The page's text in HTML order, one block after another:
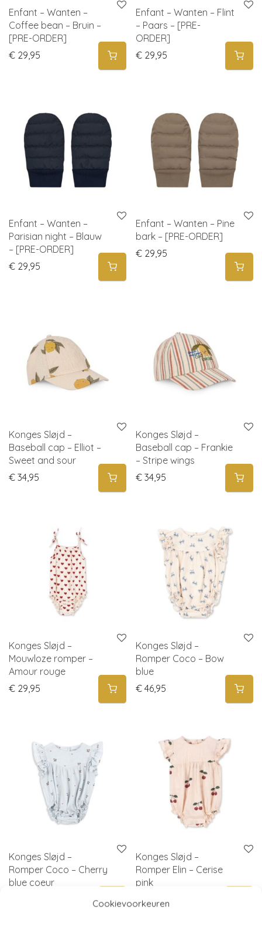
Cookievoorkeuren
Enfant – Wanten –
Coffee bean – Bruin –
[PRE-ORDER]
€ 29,95
Enfant – Wanten – Flint
– Paars – [PRE-
ORDER]
€ 29,95
Enfant – Wanten –
Parisian night – Blauw
– [PRE-ORDER]
€ 29,95
Enfant – Wanten – Pine
bark – [PRE-ORDER]
€ 29,95
Konges Sløjd –
Baseball cap – Elliot –
Sweet and sour
€ 34,95
Konges Sløjd –
Baseball cap – Frankie
– Stripe wings
€ 34,95
Konges Sløjd –
Mouwloze romper –
Amour rouge
€ 29,95
Konges Sløjd –
Romper Coco – Bow
blue
€ 46,95
Konges Sløjd –
Romper Coco – Cherry
blue coeur
Konges Sløjd –
Romper Elin – Cerise
pink
€49,95